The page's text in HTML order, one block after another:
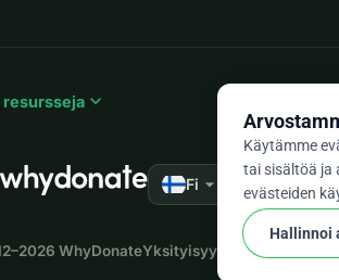
resursseja expand_more
Fi arrow_drop_down ★★★★★
WhyDonateYksityisyys ja evästeet
Käytämme
tai sisältöä ja
evästeiden
Hallinnoi